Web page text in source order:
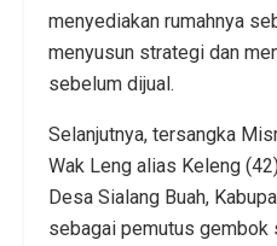
menyediakan rumahnya
menyusun strategi dan
sebelum dijual.
Selanjutnya, tersangka
Wak Leng alias Keleng
Desa Sialang Buah,
sebagai pemutus